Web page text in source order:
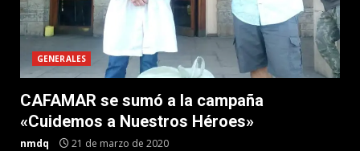
GENERALES
CAFAMAR se sumó a la campaña
«Cuidemos a Nuestros Héroes»
nmdq 21 de marzo de 2020